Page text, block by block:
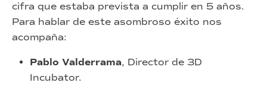
cifra que estaba prevista a cumplir en 5 años.
Para hablar de este asombroso éxito nos
acompaña:
Pablo Valderrama, Director de 3D
Incubator.